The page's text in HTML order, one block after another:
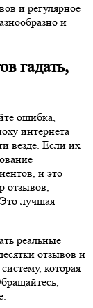
и регулярное
и
гадать,
ошибка,
интернета
везде. Если их
и это
отзывов,
лучшая
реальные
отзывов и
которая